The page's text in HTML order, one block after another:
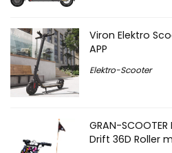
Viron Elektro
APP
Elektro-Scooter
GRAN-
Drift 36D Roller